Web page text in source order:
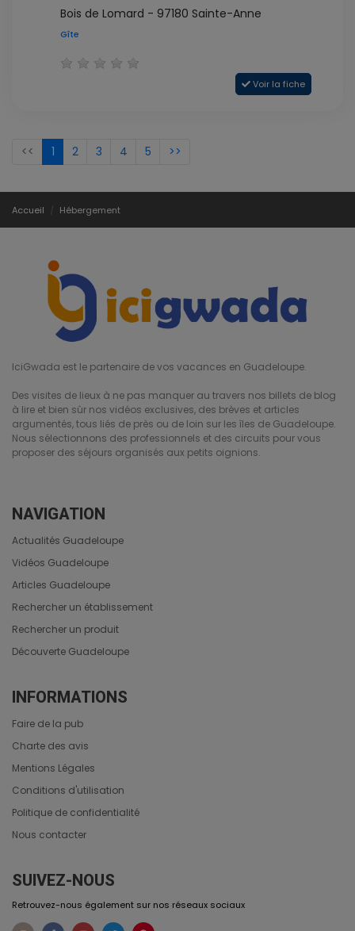
Bois de Lomard - 97180 Sainte-Anne
Gîte
Voir la fiche
<< 1 2 3 4 5 >>
Accueil Hébergement
IciGwada est le partenaire de vos vacances en Guadeloupe.
Des visites de lieux à ne pas manquer au travers nos billets de blog
à lire et bien sûr nos vidéos exclusives, des brèves et articles
argumentés, tous liés de près ou de loin sur les îles de Guadeloupe.
Nous sélectionnons des professionnels et des circuits pour vous
proposer des séjours organisés aux petits oignions.
NAVIGATION
Actualités Guadeloupe
Vidéos Guadeloupe
Articles Guadeloupe
Rechercher un établissement
Rechercher un produit
Découverte Guadeloupe
INFORMATIONS
Faire de la pub
Charte des avis
Mentions Légales
Conditions d'utilisation
Politique de confidentialité
Nous contacter
SUIVEZ-NOUS
Retrouvez-nous également sur nos réseaux sociaux